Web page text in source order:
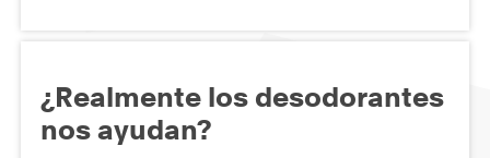
¿Realmente los desodorantes
nos ayudan?